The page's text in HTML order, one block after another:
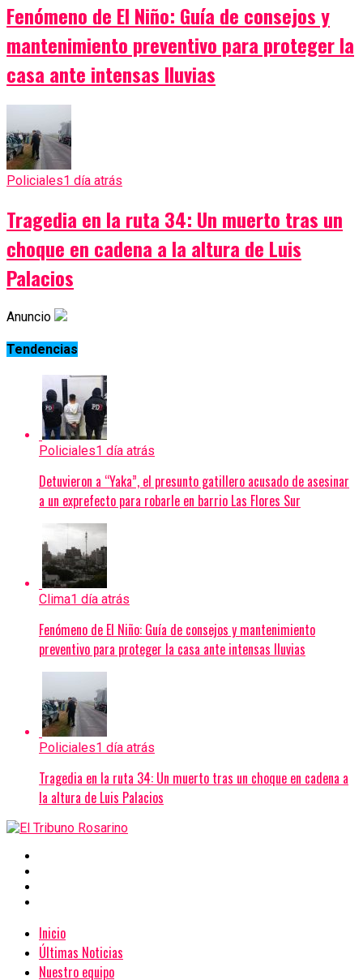
Fenómeno de El Niño: Guía de consejos y
mantenimiento preventivo para proteger la
casa ante intensas lluvias
Policiales1 día atrás
Tragedia en la ruta 34: Un muerto tras un
choque en cadena a la altura de Luis
Palacios
Anuncio
Tendencias
Policiales1 día atrás
Detuvieron a “Yaka”, el presunto gatillero acusado de asesinar
a un exprefecto para robarle en barrio Las Flores Sur
Clima1 día atrás
Fenómeno de El Niño: Guía de consejos y mantenimiento
preventivo para proteger la casa ante intensas lluvias
Policiales1 día atrás
Tragedia en la ruta 34: Un muerto tras un choque en cadena a
la altura de Luis Palacios
Inicio
Últimas Noticias
Nuestro equipo